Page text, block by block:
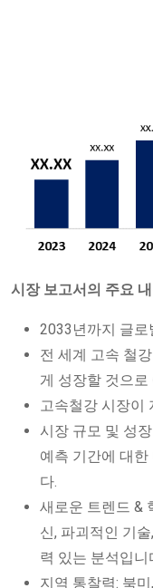
시장 보고서의 주요
2033년까지 글로
전 세계 고속 철
게 성장할 것으로
고속철강 시장이
시장 규모 및 성
예측 기간에 대
다.
새로운 트렌드 &
신, 파괴적인 기
력 있는 분석입니
지역 통찰력: 북